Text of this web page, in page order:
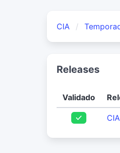
CIA
Releases
Validado